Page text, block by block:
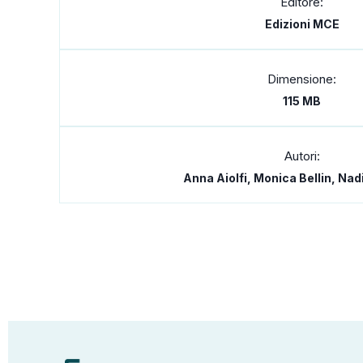
Edizioni MCE
Dimensione:
115 MB
Autori:
Anna Aiolfi, Monica Bellin,